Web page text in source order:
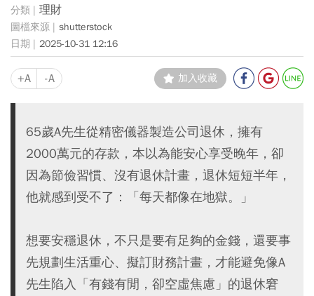
理財
shutterstock
2025-10-31 12:16
+A -A 加入收藏
65歲A先生從精密儀器製造公司退休，擁有
2000萬元的存款，本以為能安心享受晚年，卻
因為節儉習慣、沒有退休計畫，退休短短半年，
他就感到受不了：「每天都像在地獄。」
想要安穩退休，不只是要有足夠的金錢，還要事
先規劃生活重心、擬訂財務計畫，才能避免像A
先生陷入「有錢有閒，卻空虛焦慮」的退休窘